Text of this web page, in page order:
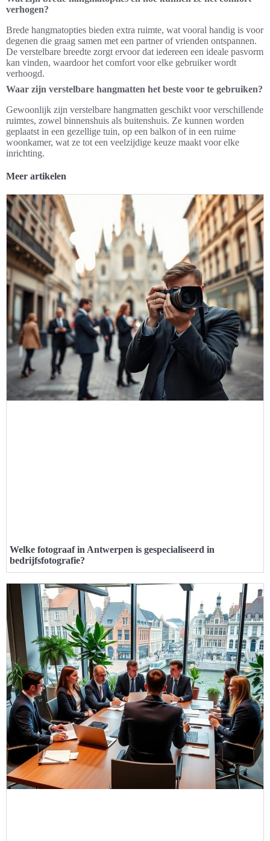
verhogen?
Brede hangmatopties bieden extra ruimte, wat vooral handig is voor
degenen die graag samen met een partner of vrienden ontspannen.
De verstelbare breedte zorgt ervoor dat iedereen een ideale pasvorm
kan vinden, waardoor het comfort voor elke gebruiker wordt
verhoogd.
Waar zijn verstelbare hangmatten het beste voor te gebruiken?
Gewoonlijk zijn verstelbare hangmatten geschikt voor verschillende
ruimtes, zowel binnenshuis als buitenshuis. Ze kunnen worden
geplaatst in een gezellige tuin, op een balkon of in een ruime
woonkamer, wat ze tot een veelzijdige keuze maakt voor elke
inrichting.
Meer artikelen
Welke fotograaf in Antwerpen is gespecialiseerd in
bedrijfsfotografie?